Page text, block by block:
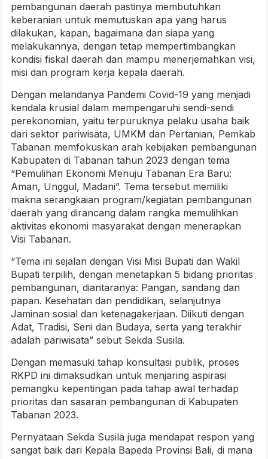
pembangunan daerah pastinya membutuhkan
keberanian untuk memutuskan apa yang harus
dilakukan, kapan, bagaimana dan siapa yang
melakukannya, dengan tetap mempertimbangkan
kondisi fiskal daerah dan mampu menerjemahkan visi,
misi dan program kerja kepala daerah.
Dengan melandanya Pandemi Covid-19 yang menjadi
kendala krusial dalam mempengaruhi sendi-sendi
perekonomian, yaitu terpuruknya pelaku usaha baik
dari sektor pariwisata, UMKM dan Pertanian, Pemkab
Tabanan memfokuskan arah kebijakan pembangunan
Kabupaten di Tabanan tahun 2023 dengan tema
“Pemulihan Ekonomi Menuju Tabanan Era Baru:
Aman, Unggul, Madani”. Tema tersebut memiliki
makna serangkaian program/kegiatan pembangunan
daerah yang dirancang dalam rangka memulihkan
aktivitas ekonomi masyarakat dengan menerapkan
Visi Tabanan.
“Tema ini sejalan dengan Visi Misi Bupati dan Wakil
Bupati terpilih, dengan menetapkan 5 bidang prioritas
pembangunan, diantaranya: Pangan, sandang dan
papan. Kesehatan dan pendidikan, selanjutnya
Jaminan sosial dan ketenagakerjaan. Diikuti dengan
Adat, Tradisi, Seni dan Budaya, serta yang terakhir
adalah pariwisata” sebut Sekda Susila.
Dengan memasuki tahap konsultasi publik, proses
RKPD ini dimaksudkan untuk menjaring aspirasi
pemangku kepentingan pada tahap awal terhadap
prioritas dan sasaran pembangunan di Kabupaten
Tabanan 2023.
Pernyataan Sekda Susila juga mendapat respon yang
sangat baik dari Kepala Bapeda Provinsi Bali, di mana